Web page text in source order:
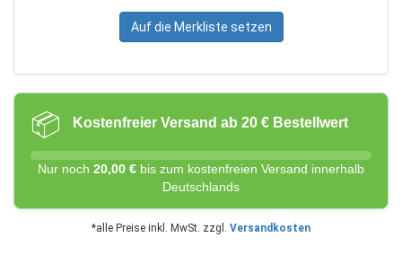
Auf die Merkliste setzen
📦 Kostenfreier Versand ab 20 € Bestellwert
Nur noch 20,00 € bis zum kostenfreien Versand innerhalb
Deutschlands
*alle Preise inkl. MwSt. zzgl. Versandkosten